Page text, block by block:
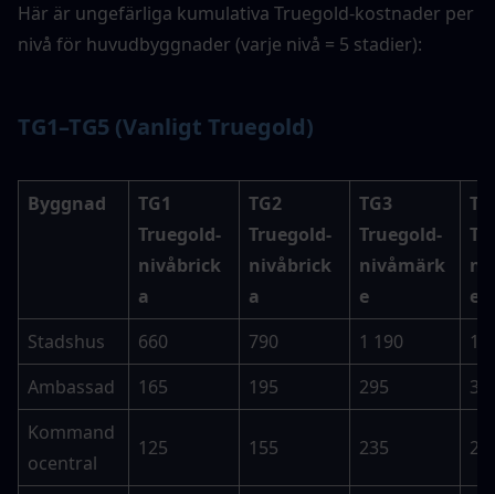
Här är ungefärliga kumulativa Truegold-kostnader per
nivå för huvudbyggnader (varje nivå = 5 stadier):
TG1–TG5 (Vanligt Truegold)
Byggnad
TG1
Truegold-
nivåbrick
a
TG2
Truegold-
nivåbrick
a
TG3
Truegold-
nivåmärk
e
e
Stadshus
660 790 1 190
1
Ambassad
165 195 295
Kommand
ocentral
125 155 235